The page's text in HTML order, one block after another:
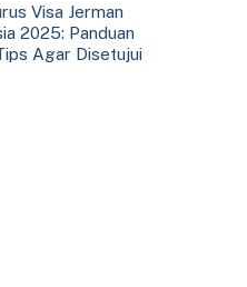
Visa Jerman
2025: Panduan
Agar Disetujui